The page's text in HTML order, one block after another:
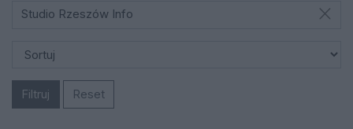
Studio Rzeszów Info
Filtruj Reset